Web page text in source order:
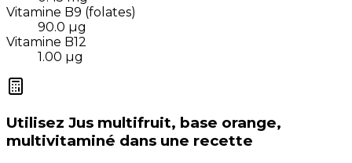
Vitamine B9 (folates)
90.0 µg
Vitamine B12
1.00 µg
Utilisez Jus multifruit, base orange,
multivitaminé dans une recette